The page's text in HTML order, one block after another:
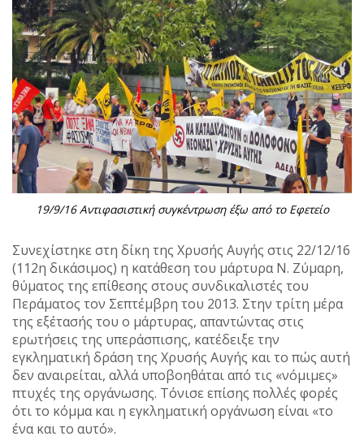
19/9/16 Αντιφασιστική συγκέντρωση έξω από το Εφετείο
Συνεχίστηκε στη δίκη της Χρυσής Αυγής στις 22/12/16
(112η δικάσιμος) η κατάθεση του μάρτυρα Ν. Ζύμαρη,
θύματος της επίθεσης στους συνδικαλιστές του
Περάματος τον Σεπτέμβρη του 2013. Στην τρίτη μέρα
της εξέτασής του ο μάρτυρας, απαντώντας στις
ερωτήσεις της υπεράσπισης, κατέδειξε την
εγκληματική δράση της Χρυσής Αυγής και το πώς αυτή
δεν αναιρείται, αλλά υποβοηθάται από τις «νόμιμες»
πτυχές της οργάνωσης. Τόνισε επίσης πολλές φορές
ότι το κόμμα και η εγκληματική οργάνωση είναι «το
ένα και το αυτό».